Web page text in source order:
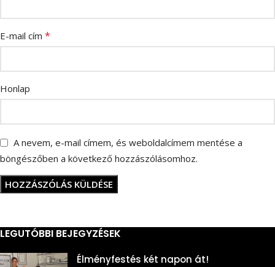
E-mail cím *
Honlap
A nevem, e-mail címem, és weboldalcímem mentése a
böngészőben a következő hozzászólásomhoz.
LEGUTÓBBI BEJEGYZÉSEK
Élményfestés két napon át!